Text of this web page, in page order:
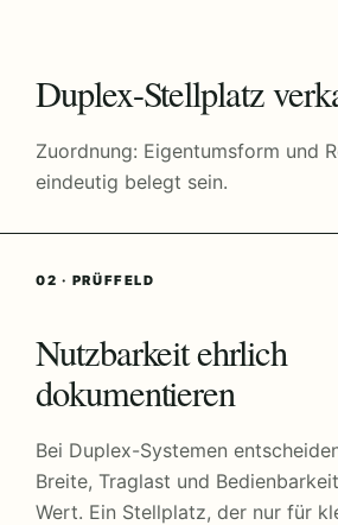
Duplex-Stellplatz
Zuordnung: Eigentumsform und
eindeutig belegt sein.
02 · PRÜFFELD
Nutzbarkeit ehrlich
dokumentieren
Bei Duplex-Systemen
Breite, Traglast und
Wert. Ein Stellplatz, der nur für